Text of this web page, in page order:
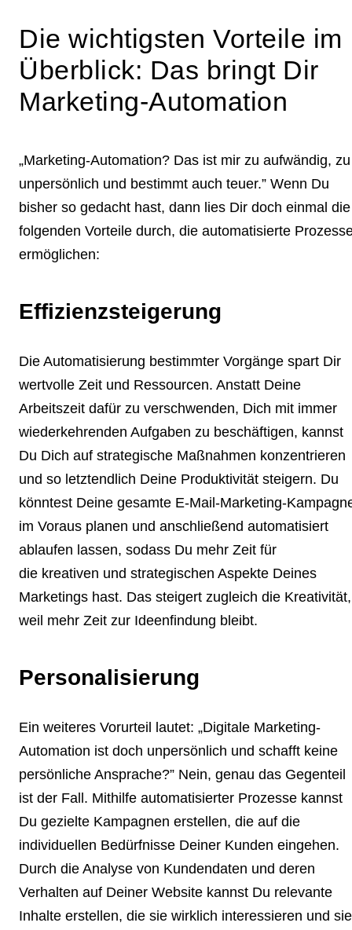
Die wichtigsten Vorteile im
Überblick: Das bringt Dir
Marketing-Automation
„Marketing-Automation? Das ist mir zu aufwändig, zu
unpersönlich und bestimmt auch teuer.” Wenn Du
bisher so gedacht hast, dann lies Dir doch einmal die
folgenden Vorteile durch, die automatisierte
ermöglichen:
Effizienzsteigerung
Die Automatisierung bestimmter Vorgänge spart Dir
wertvolle Zeit und Ressourcen. Anstatt Deine
Arbeitszeit dafür zu verschwenden, Dich mit immer
wiederkehrenden Aufgaben zu beschäftigen, kannst
Du Dich auf strategische Maßnahmen konzentrieren
und so letztendlich Deine Produktivität steigern. Du
könntest Deine gesamte E-Mail-Marketing-
im Voraus planen und anschließend automatisiert
ablaufen lassen, sodass Du mehr Zeit für
die kreativen und strategischen Aspekte Deines
Marketings hast. Das steigert zugleich die Kreativität,
weil mehr Zeit zur Ideenfindung bleibt.
Personalisierung
Ein weiteres Vorurteil lautet: „Digitale Marketing-
Automation ist doch unpersönlich und schafft keine
persönliche Ansprache?” Nein, genau das Gegenteil
ist der Fall. Mithilfe automatisierter Prozesse kannst
Du gezielte Kampagnen erstellen, die auf die
individuellen Bedürfnisse Deiner Kunden eingehen.
Durch die Analyse von Kundendaten und deren
Verhalten auf Deiner Website kannst Du relevante
Inhalte erstellen, die sie wirklich interessieren und sie